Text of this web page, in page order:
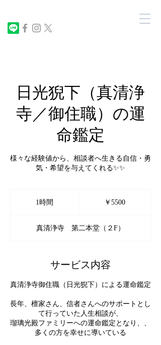
日光猊下（真清浄
寺／御住職）の運
命鑑定
様々な経験値から、相談者へ生きる自信・勇
気・希望を与えてくれる✨✨
1時間 ￥5500
真清浄寺 第二本堂（２F）
サービス内容
真清浄寺御住職（日光猊下）による運命鑑定
長年、檀家さん、信者さんへのサポートとし
て行っていた人生相談が、
瑠璃光殿ファミリーへの運命鑑定となり、、
多くの方を幸せに導いている